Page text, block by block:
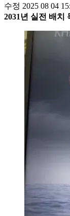
수정 2025 08 04
2031년 실전 배